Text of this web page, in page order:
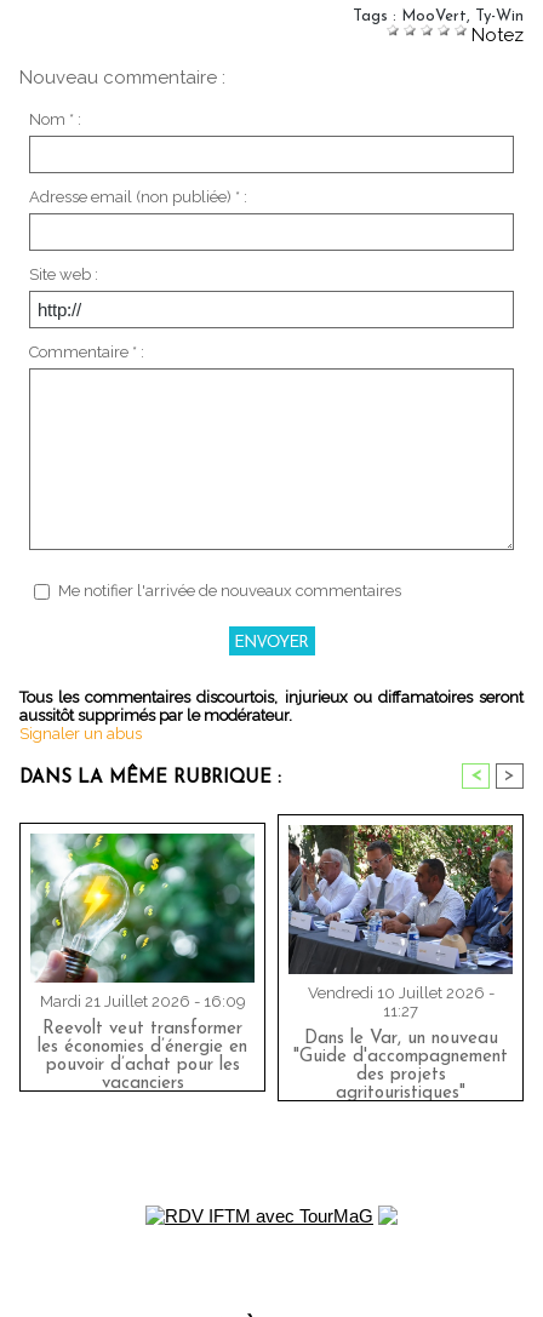
Tags : MooVert Ty-Win
Notez
Nouveau commentaire :
Nom * :
Adresse email (non publiée) * :
Site web :
Commentaire * :
Me notifier l'arrivée de nouveaux commentaires
Tous les commentaires discourtois, injurieux ou diffamatoires seront
aussitôt supprimés par le modérateur.
Signaler un abus
DANS LA MÊME RUBRIQUE : < >
Mardi 21 Juillet 2026 - 16:09
Reevolt veut transformer
les économies d’énergie en
pouvoir d’achat pour les
vacanciers
Vendredi 10 Juillet 2026 -
11:27
Dans le Var, un nouveau
"Guide d'accompagnement
des projets
agritouristiques"